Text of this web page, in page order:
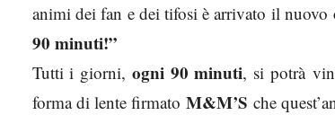
animi dei fan e dei tifosi è arrivato il nuovo
90 minuti!”
Tutti i giorni,ogni 90 minuti, si potrà
forma di lente firmato M&M’S che